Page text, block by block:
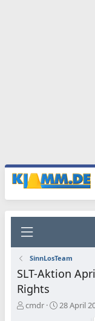
SinnLosTeam
SLT-Aktion
Rights
E
cmdr
E
28 April